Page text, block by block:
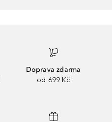
Doprava zdarma
od 699 Kč